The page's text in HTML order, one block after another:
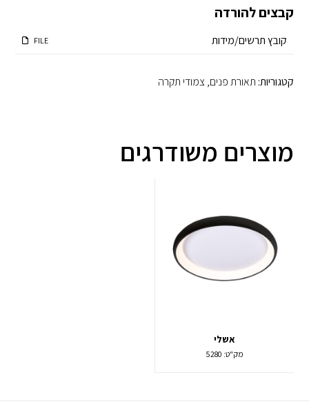
קבצים להורדה
קובץ תרשים/מידות FILE
קטגוריות: תאורת פנים, צמודי תקרה
מוצרים משודרגים
אשלי
מק"ט: 5280